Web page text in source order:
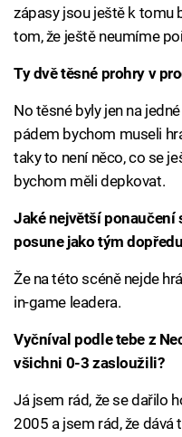
zápasy jsou ještě k tomu
tom, že ještě neumíme
Ty dvě těsné prohry v
No těsné byly jen na
pádem bychom museli
taky to není něco, co se
bychom měli depkovat.
Jaké největší ponaučení
posune jako tým
Že na této scéně nejde
in-game leadera.
Vyčníval podle tebe z
všichni 0-3 zasloužili?
Já jsem rád, že se dařilo
2005 a jsem rád, že dává